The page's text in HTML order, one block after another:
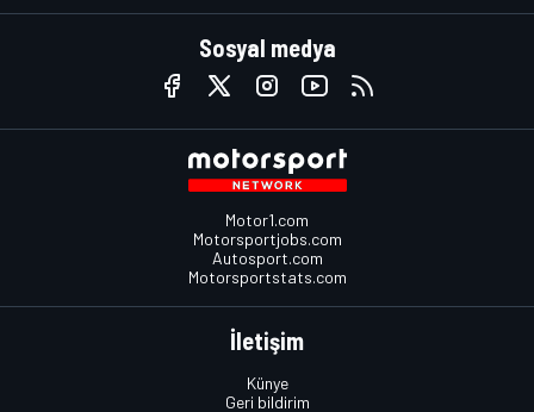
Sosyal medya
Motor1.com
Motorsportjobs.com
Autosport.com
Motorsportstats.com
İletişim
Künye
Geri bildirim